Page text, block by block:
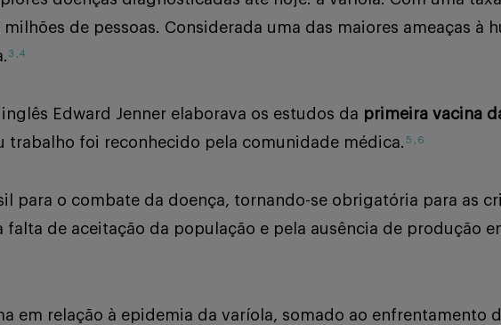
de pessoas. Considerada uma das maiores ameaças à
3 4
Edward Jenner elaborava os estudos da primeira vacina
trabalho foi reconhecido pela comunidade médica. 5 6
para o combate da doença, tornando-se obrigatória para as
de aceitação da população e pela ausência de produção
em relação à epidemia da varíola, somado ao enfrentamento